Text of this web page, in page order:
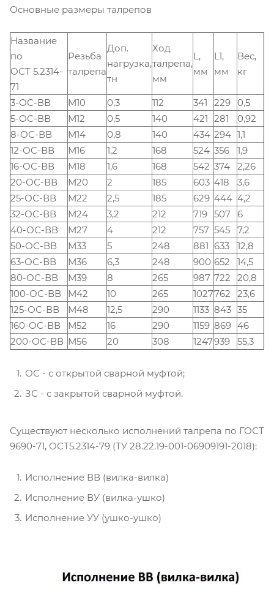
Основные размеры талрепов
Название
по
ОСТ 5.2314-
71
Резьба
талрепа
Доп.
нагрузка,
тн
Ход
талрепа,
мм
L,
мм
L1,
мм
Вес,
кг
3-ОС-ВВ М10 0,3 112 341 229 0,5
5-ОС-ВВ
М12 0,5 140 421 281
0,92
8-ОС-ВВ
М14 0,8 140 434 294 1,1
12-ОС-ВВ
М16 1,2 168 524 356
1,9
16-ОС-ВВ
М18 1,6 168 542 374
2,26
20-ОС-ВВ
М20 2 185 603 418
3,6
25-ОС-ВВ
М22 2,5 185 629 444 4,2
32-ОС-ВВ
М24 3,2 212 719 507 6
40-ОС-ВВ
М27 4 212 757 545
7,2
50-ОС-ВВ
М33 5 248 881 633
12,8
63-ОС-ВВ
М36 6,3 248 900 652
14,5
80-ОС-ВВ
М39 8 265 987 722
20,8
100-ОС-ВВ
М42 10 265 1027762
23,6
125-ОС-ВВ
М48 12,5 290 1133 843 35
160-ОС-ВВ
М52 16 290 1159 869 46
200-ОС-ВВ М56 20 308 1247939 55,3
ОС - с открытой сварной муфтой;
ЗС - с закрытой сварной муфтой.
Существуют несколько исполнений талрепа по ГОСТ
9690-71, ОСТ5.2314-79 (ТУ 28.22.19-001-06909191-2018):
Исполнение ВВ (вилка-вилка)
Исполнение ВУ (вилка-ушко)
Исполнение УУ (ушко-ушко)